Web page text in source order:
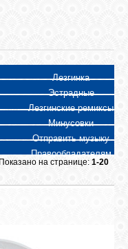
Лезгинка
Эстрадные
Лезгинские ремиксы
Минусовки
Отправить музыку
Правообладателям
на странице: 1-20